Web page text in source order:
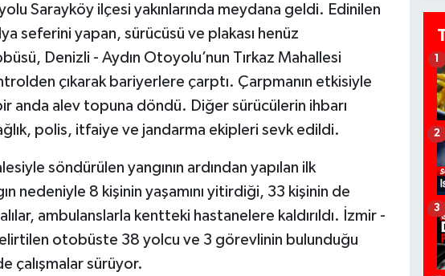
Sarayköy ilçesi yakınlarında meydana geldi. Edinilen
seferini yapan, sürücüsü ve plakası henüz
Denizli - Aydın Otoyolu’nun Tırkaz Mahallesi
çıkarak bariyerlere çarptı. Çarpmanın etkisiyle
anda alev topuna döndü. Diğer sürücülerin ihbarı
polis, itfaiye ve jandarma ekipleri sevk edildi.
söndürülen yangının ardından yapılan ilk
nedeniyle 8 kişinin yaşamını yitirdiği, 33 kişinin de
ambulanslarla kentteki hastanelere kaldırıldı. İzmir -
otobüste 38 yolcu ve 3 görevlinin bulunduğu
çalışmalar sürüyor.
1
2
3